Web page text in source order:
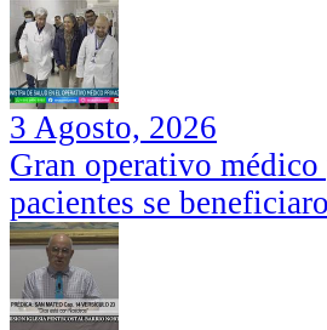
3 Agosto, 2026
Gran operativo
pacientes se